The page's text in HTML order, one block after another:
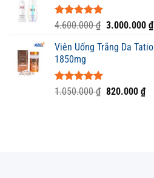
Được xếp
5 sao
4.600.000₫ Giá
là:
3.000.000 ₫
Viên Uống Trắng Da
1850mg
Được xếp
1.050.000₫ Giá
820.000 ₫Giá